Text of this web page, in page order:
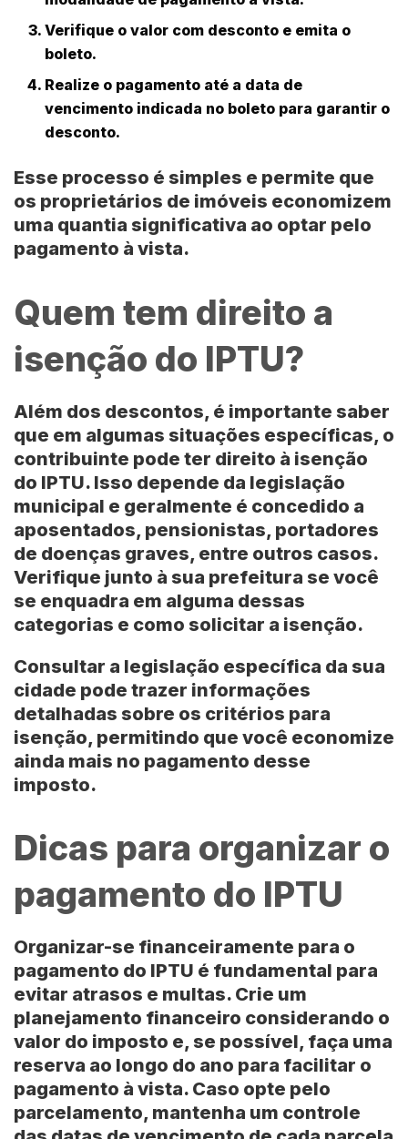
Verifique o valor com desconto e emita o
boleto.
Realize o pagamento até a data de
vencimento indicada no boleto para garantir o
desconto.
Esse processo é simples e permite que
os proprietários de imóveis economizem
uma quantia significativa ao optar pelo
pagamento à vista.
Quem tem direito a
isenção do IPTU?
Além dos descontos, é importante saber
que em algumas situações específicas, o
contribuinte pode ter direito à isenção
do IPTU. Isso depende da legislação
municipal e geralmente é concedido a
aposentados, pensionistas, portadores
de doenças graves, entre outros casos.
Verifique junto à sua prefeitura se você
se enquadra em alguma dessas
categorias e como solicitar a isenção.
Consultar a legislação específica da sua
cidade pode trazer informações
detalhadas sobre os critérios para
isenção, permitindo que você economize
ainda mais no pagamento desse
imposto.
Dicas para organizar o
pagamento do IPTU
Organizar-se financeiramente para o
pagamento do IPTU é fundamental para
evitar atrasos e multas. Crie um
planejamento financeiro considerando o
valor do imposto e, se possível, faça uma
reserva ao longo do ano para facilitar o
pagamento à vista. Caso opte pelo
parcelamento, mantenha um controle